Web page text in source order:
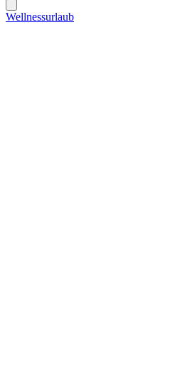
Wellnessurlaub